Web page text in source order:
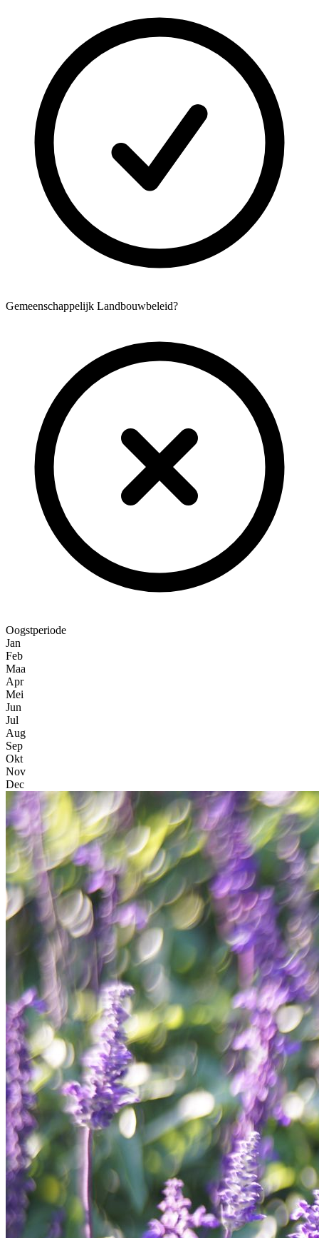
Gemeenschappelijk Landbouwbeleid?
Oogstperiode
Jan
Feb
Maa
Apr
Mei
Jun
Jul
Aug
Sep
Okt
Nov
Dec